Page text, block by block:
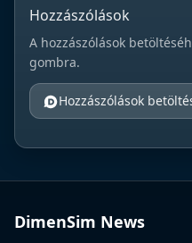
Hozzászólások
A hozzászólások
gombra.
Hozzászólások
DimenSim News